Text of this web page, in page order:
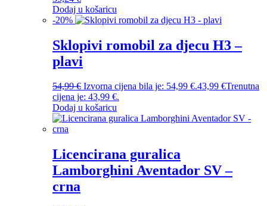
Dodaj u košaricu
-20%
Sklopivi romobil za djecu H3 –
plavi
54,99€ Izvorna cijena bila je: 54,99 €.43,99 €Trenutna
cijena je: 43,99 €.
Dodaj u košaricu
Licencirana guralica
Lamborghini Aventador SV –
crna